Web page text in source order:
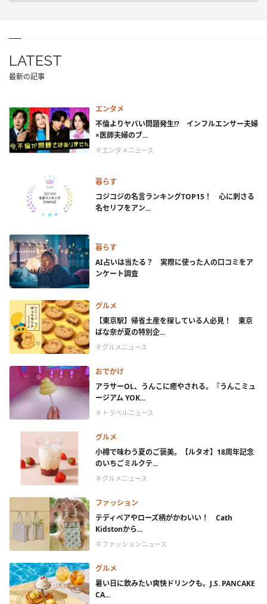
LATEST
最新の記事
エンタメ
不倫よりヤバい問題発生!? インフルエンサー夫婦
×医師夫婦のブ...
＃エンタメニュース
暮らす
コジコジの名言ランキングTOP15！ 心に刺さる
名セリフをアン...
暮らす
AI占いは当たる？ 実際に使った人の口コミをア
ンケート調査
グルメ
【東京駅】帰省土産を探している人必見！ 東京
ばな奈が夏の特別企...
＃グルメニュース
おでかけ
アラサーOL、うんこに癒やされる。『うんこミュ
ージアム YOK...
＃トラベルニュース
グルメ
小樽で味わう夏のご褒美。【ルタオ】18周年記念
のいちごミルクテ...
＃グルメニュース
ファッション
テディベアやローズ柄がかわいい！ Cath
Kidstonから...
＃ファッションニュース
グルメ
暑い日に飲みたい爽快ドリンクも。J.S. PANCAKE
CA...